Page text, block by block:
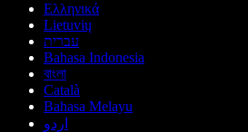
Ελληνικά
Lietuvių
עברית
Bahasa Indonesia
বাংলা
Català
Bahasa Melayu
اردو